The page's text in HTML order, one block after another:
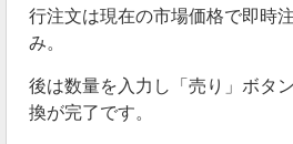
行注文は現在の市場価格で即時
み。
後は数量を入力し「売り」ボタ
換が完了です。